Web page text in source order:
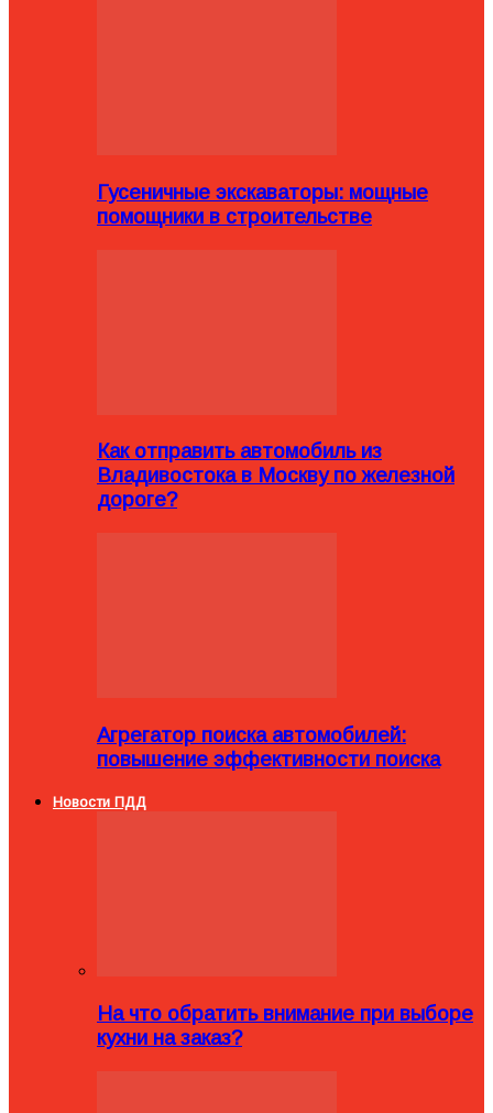
Гусеничные экскаваторы: мощные
помощники в строительстве
Как отправить автомобиль из
Владивостока в Москву по железной
дороге?
Агрегатор поиска автомобилей:
повышение эффективности поиска
Новости ПДД
На что обратить внимание при выборе
кухни на заказ?